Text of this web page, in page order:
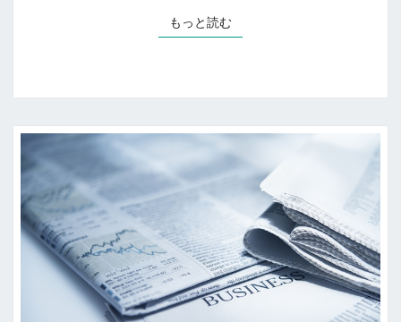
要
な
の
法
もっと読むもっと読む